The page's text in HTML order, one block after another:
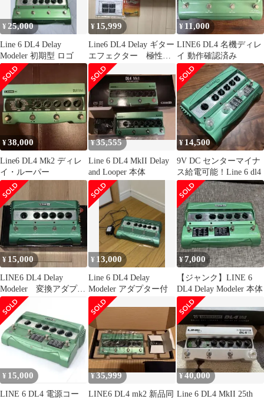
¥25,000
Line 6 DL4 Delay
Modeler 初期型 ロゴ
¥ 15,999
Line6 DL4 Delay ギター
エフェクター 極性変
換アダプター付き
¥ 11,000
LINE6 DL4 名機ディレ
イ 動作確認済み
¥38,000
Line6 DL4 Mk2 ディレ
イ・ルーパー
¥35,555
Line 6 DL4 MkII Delay
and Looper 本体
¥ 14,500
9V DC センターマイナ
ス給電可能！Line 6 dl4
¥ 15,000
LINE6 DL4 Delay
Modeler 変換アダプタ
付き
¥ 13,000
Line 6 DL4 Delay
Modeler アダプター付
¥7,000
【ジャンク】LINE 6
DL4 Delay Modeler 本体
¥ 15,000
LINE 6 DL4 電源コー
¥35,999
LINE6 DL4 mk2 新品同
¥40,000
Line 6 DL4 MkII 25th